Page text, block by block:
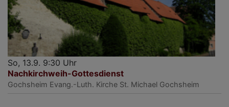
So, 13.9. 9:30 Uhr
Nachkirchweih-Gottesdienst
Gochsheim Evang.-Luth. Kirche St. Michael Gochsheim